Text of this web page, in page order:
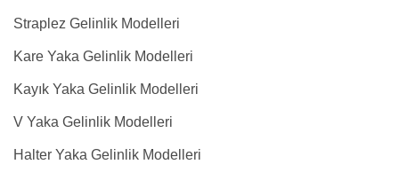
Straplez Gelinlik Modelleri
Kare Yaka Gelinlik Modelleri
Kayık Yaka Gelinlik Modelleri
V Yaka Gelinlik Modelleri
Halter Yaka Gelinlik Modelleri